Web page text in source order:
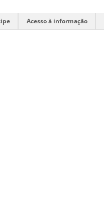
Acesso à informação